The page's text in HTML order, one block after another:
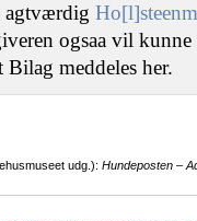
agtværdig
ogsaa vil kunne
meddeles her.
udg.): Hundeposten –